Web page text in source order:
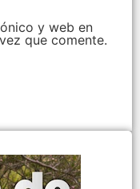
y web en
que comente.